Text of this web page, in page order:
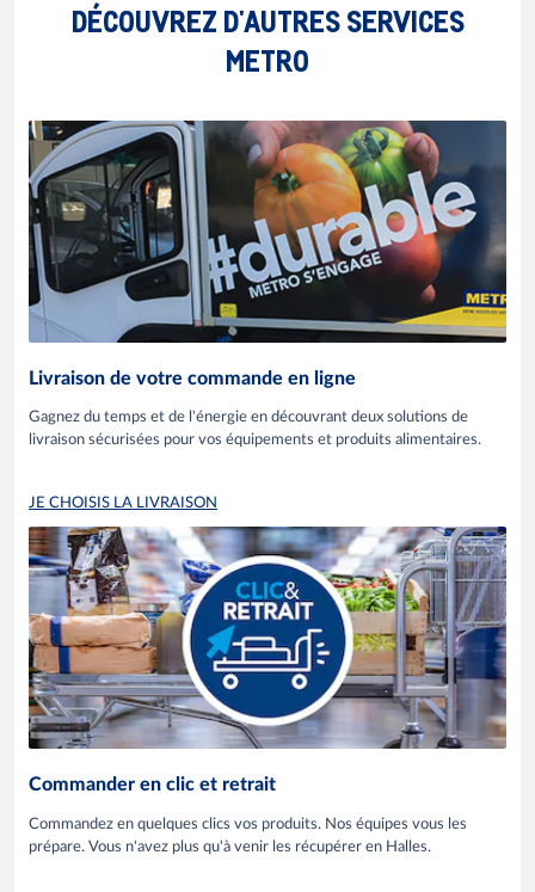
DÉCOUVREZ D'AUTRES SERVICES
METRO
Livraison de votre commande en ligne
Gagnez du temps et de l'énergie en découvrant deux solutions de
livraison sécurisées pour vos équipements et produits alimentaires.
JE CHOISIS LA LIVRAISON
Commander en clic et retrait
Commandez en quelques clics vos produits. Nos équipes vous les
prépare. Vous n'avez plus qu'à venir les récupérer en Halles.